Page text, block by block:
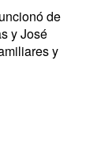
de
y José
y